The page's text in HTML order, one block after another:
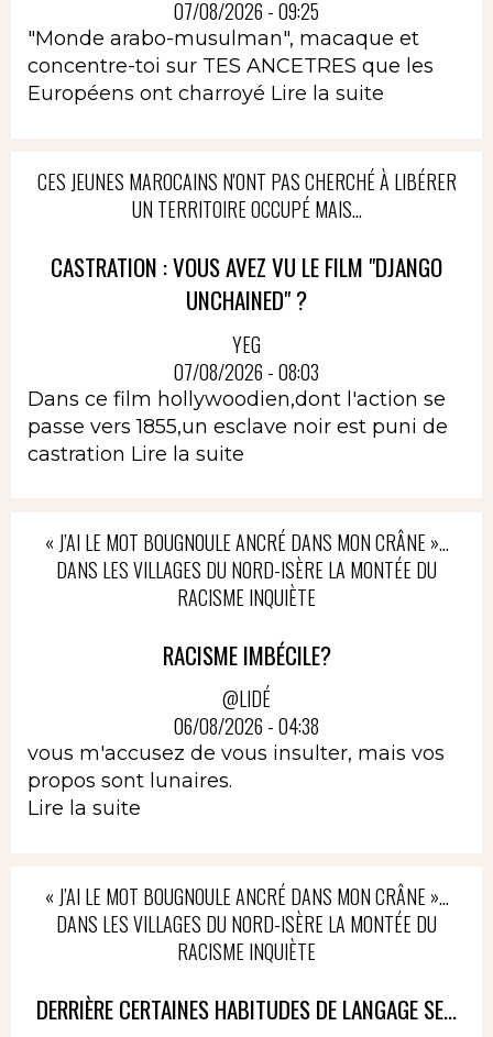
07/08/2026 - 09:25
"Monde arabo-musulman", macaque et
concentre-toi sur TES ANCETRES que les
Européens ont charroyé Lire la suite
CES JEUNES MAROCAINS N'ONT PAS CHERCHÉ À LIBÉRER
UN TERRITOIRE OCCUPÉ MAIS...
CASTRATION : VOUS AVEZ VU LE FILM "DJANGO
UNCHAINED" ?
YEG
07/08/2026 - 08:03
Dans ce film hollywoodien,dont l'action se
passe vers 1855,un esclave noir est puni de
castration Lire la suite
« J’AI LE MOT BOUGNOULE ANCRÉ DANS MON CRÂNE »…
DANS LES VILLAGES DU NORD-ISÈRE LA MONTÉE DU
RACISME INQUIÈTE
RACISME IMBÉCILE?
@LIDÉ
06/08/2026 - 04:38
vous m'accusez de vous insulter, mais vos
propos sont lunaires.
Lire la suite
« J’AI LE MOT BOUGNOULE ANCRÉ DANS MON CRÂNE »…
DANS LES VILLAGES DU NORD-ISÈRE LA MONTÉE DU
RACISME INQUIÈTE
DERRIÈRE CERTAINES HABITUDES DE LANGAGE SE...